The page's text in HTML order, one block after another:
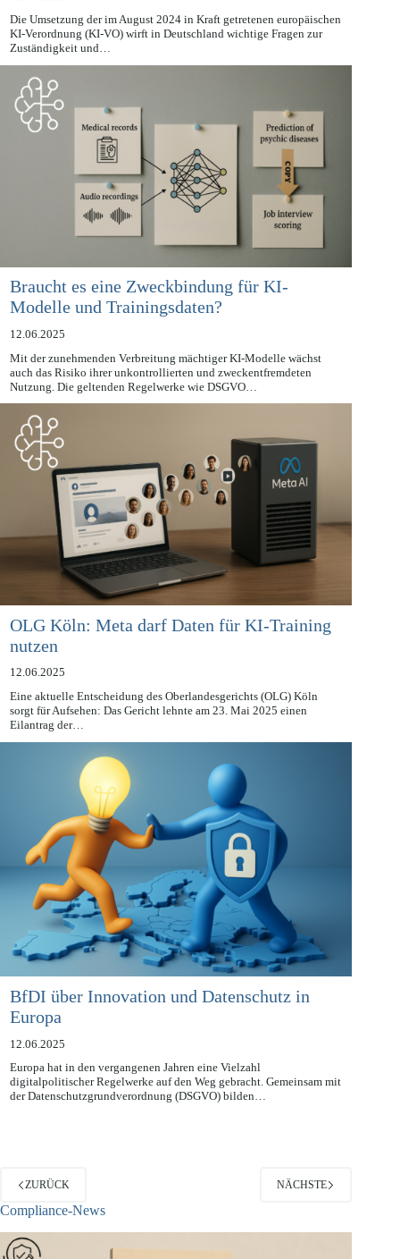
12.06.2025
Die Umsetzung der im August 2024 in Kraft getretenen europäischen
KI-Verordnung (KI-VO) wirft in Deutschland wichtige Fragen zur
Zuständigkeit und…
Braucht es eine Zweckbindung für KI-
Modelle und Trainingsdaten?
12.06.2025
Mit der zunehmenden Verbreitung mächtiger KI-Modelle wächst
auch das Risiko ihrer unkontrollierten und zweckentfremdeten
Nutzung. Die geltenden Regelwerke wie DSGVO…
OLG Köln: Meta darf Daten für KI-Training
nutzen
12.06.2025
Eine aktuelle Entscheidung des Oberlandesgerichts (OLG) Köln
sorgt für Aufsehen: Das Gericht lehnte am 23. Mai 2025 einen
Eilantrag der…
BfDI über Innovation und Datenschutz in
Europa
12.06.2025
Europa hat in den vergangenen Jahren eine Vielzahl
digitalpolitischer Regelwerke auf den Weg gebracht. Gemeinsam mit
ZURÜCK
Compliance-News